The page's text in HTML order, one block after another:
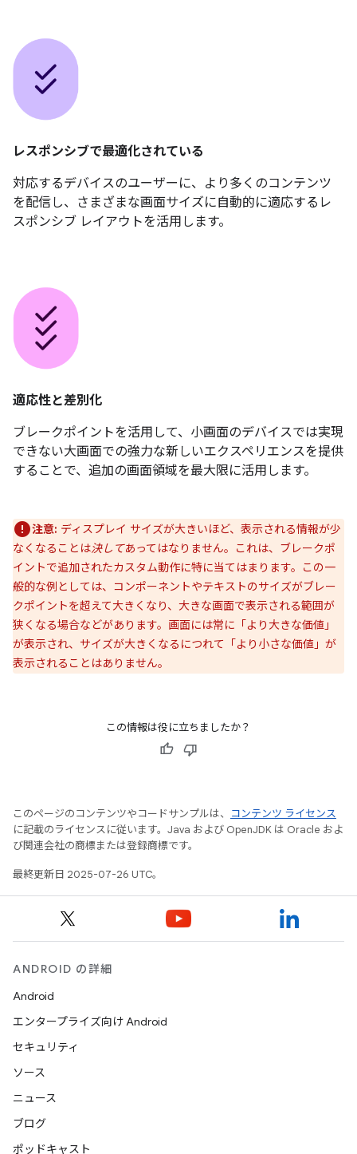
レスポンシブで最適化されている
対応するデバイスのユーザーに、より多くのコンテンツ
を配信し、さまざまな画面サイズに自動的に適応するレ
スポンシブ レイアウトを活用します。
適応性と差別化
ブレークポイントを活用して、小画面のデバイスでは実現
できない大画面での強力な新しいエクスペリエンスを提供
することで、追加の画面領域を最大限に活用します。
注意: ディスプレイ サイズが大きいほど、表示される情報が少
なくなることは決してあってはなりません。これは、ブレークポ
イントで追加されたカスタム動作に特に当てはまります。この一
般的な例としては、コンポーネントやテキストのサイズがブレー
クポイントを超えて大きくなり、大きな画面で表示される範囲が
狭くなる場合などがあります。画面には常に「より大きな価値」
が表示され、サイズが大きくなるにつれて「より小さな価値」が
表示されることはありません。
この情報は役に立ちましたか？
このページのコンテンツやコードサンプルは、
コンテンツ ライセンス
に記載のライセンスに従います。Java および OpenJDK は Oracle およ
び関連会社の商標または登録商標です。
最終更新日 2025-07-26 UTC。
ANDROID の詳細
Android
エンタープライズ向け Android
セキュリティ
ソース
ニュース
ブログ
ポッドキャスト